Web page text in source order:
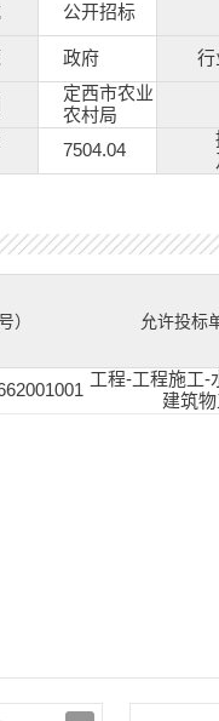
公开招标
政府 行
定西市农业
农村局
7504.04
） 允许投标
工程-工程施工-
建筑